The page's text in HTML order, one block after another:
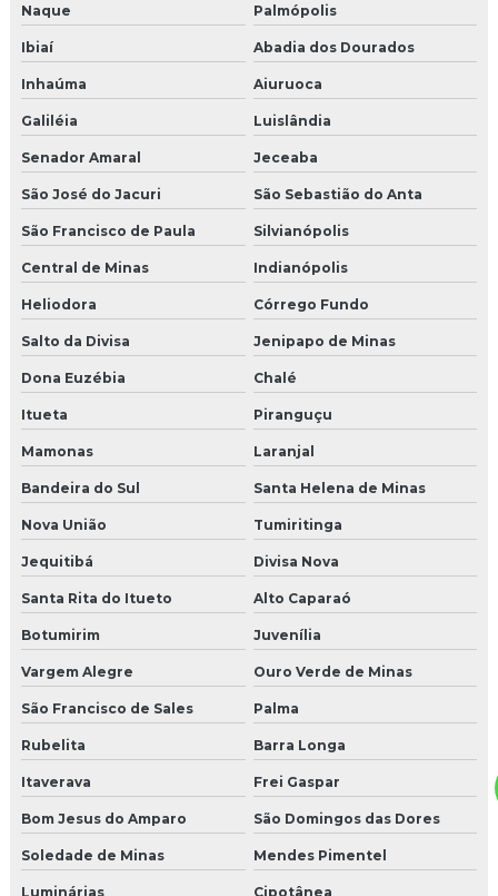
Naque Palmópolis
Ibiaí Abadia dos Dourados
Inhaúma Aiuruoca
Galiléia Luislândia
Senador Amaral Jeceaba
São José do Jacuri São Sebastião do Anta
São Francisco de Paula Silvianópolis
Central de Minas Indianópolis
Heliodora Córrego Fundo
Salto da Divisa Jenipapo de Minas
Dona Euzébia Chalé
Itueta Piranguçu
Mamonas Laranjal
Bandeira do Sul Santa Helena de Minas
Nova União Tumiritinga
Jequitibá Divisa Nova
Santa Rita do Itueto Alto Caparaó
Botumirim Juvenília
Vargem Alegre Ouro Verde de Minas
São Francisco de Sales Palma
Rubelita Barra Longa
Itaverava Frei Gaspar
Bom Jesus do Amparo São Domingos das Dores
Soledade de Minas Mendes Pimentel
Luminárias Cipotânea